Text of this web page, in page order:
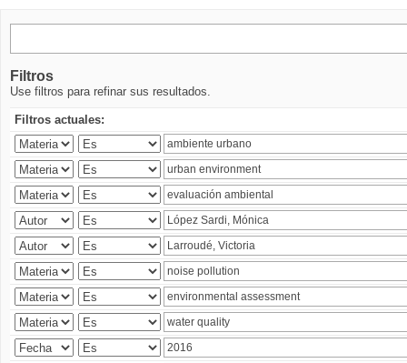
Filtros
Use filtros para refinar sus resultados.
Filtros actuales: